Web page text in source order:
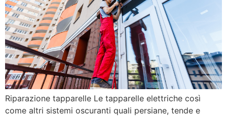
Riparazione tapparelle Le tapparelle elettriche così
come altri sistemi oscuranti quali persiane, tende e